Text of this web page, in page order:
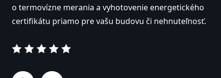
o termovízne merania a vyhotovenie energetického
certifikátu priamo pre vašu budovu či nehnuteľnosť.